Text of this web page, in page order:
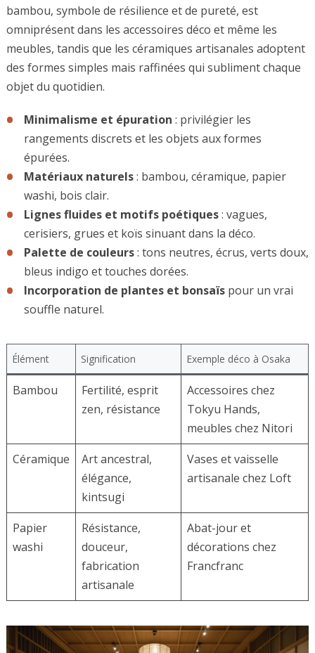
bambou, symbole de résilience et de pureté, est
omniprésent dans les accessoires déco et même les
meubles, tandis que les céramiques artisanales adoptent
des formes simples mais raffinées qui subliment chaque
objet du quotidien.
Minimalisme et épuration : privilégier les
rangements discrets et les objets aux formes
épurées.
Matériaux naturels: bambou, céramique, papier
washi, bois clair.
Lignes fluides et motifs poétiques: vagues,
cerisiers, grues et koïs sinuant dans la déco.
Palette de couleurs: tons neutres, écrus, verts doux,
bleus indigo et touches dorées.
Incorporation de plantes et bonsaïspour un vrai
souffle naturel.
Élément Signification Exemple déco à Osaka
Bambou
Fertilité, esprit
zen, résistance
Accessoires chez
Tokyu Hands,
meubles chez Nitori
Céramique
Art ancestral,
élégance,
kintsugi
Vases et vaisselle
artisanale chez Loft
Papier
washi
Résistance,
douceur,
fabrication
artisanale
Abat-jour et
décorations chez
Francfranc